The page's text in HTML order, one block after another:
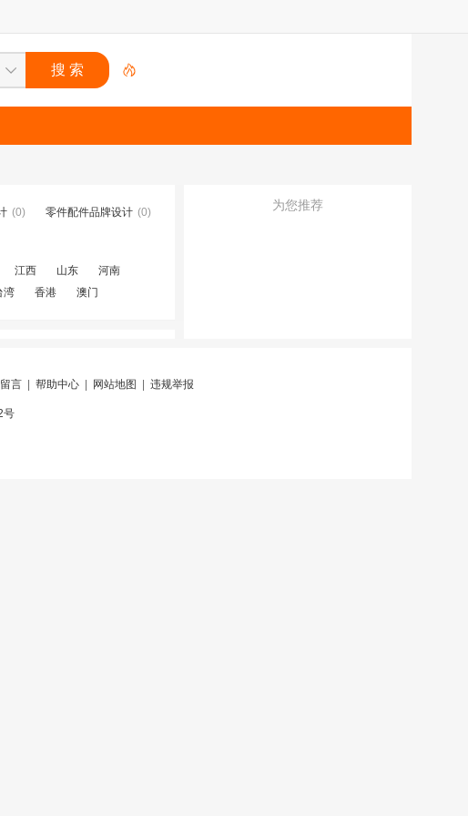
(0) 零件配件品牌设计 (0)
江西 山东
河南
湾 香港 澳门
为您推荐
言| 帮助中心| 网站地图 违规举报
号